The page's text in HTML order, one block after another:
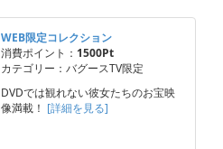
WEB限定コレクション
消費ポイント： 1500Pt
カテゴリー：バグースTV限定
DVDでは観れない彼女たちのお宝映
像満載！ [詳細を見る]